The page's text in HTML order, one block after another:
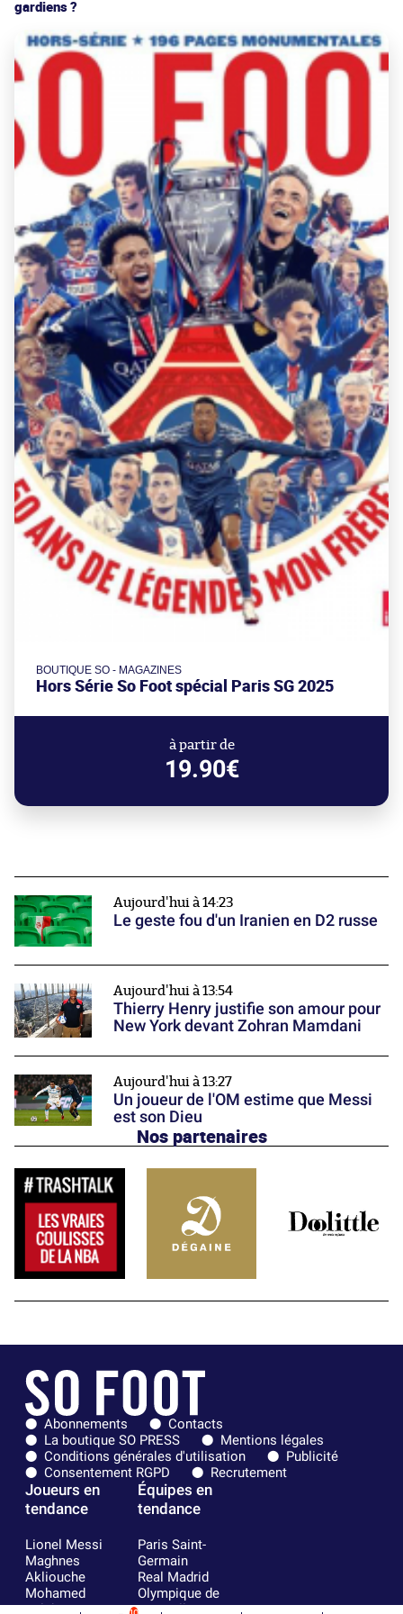
gardiens ?
BOUTIQUE SO - MAGAZINES
Hors Série So Foot spécial Paris SG 2025
à partir de
19.90€
Aujourd'hui à 14:23
Le geste fou d'un Iranien en D2 russe
Aujourd'hui à 13:54
Thierry Henry justifie son amour pour
New York devant Zohran Mamdani
Aujourd'hui à 13:27
Un joueur de l'OM estime que Messi
est son Dieu
Nos partenaires
Abonnements
Contacts
La boutique SO PRESS
Mentions légales
Conditions générales d'utilisation
Publicité
Consentement RGPD
Recrutement
Joueurs en
tendance
Lionel Messi
Maghnes
Akliouche
Mohamed
Salah
Équipes en
tendance
Paris Saint-
Germain
Real Madrid
Olympique de
Marseille